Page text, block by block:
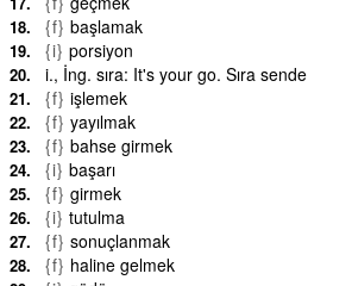
{f} başlamak
{i} porsiyon
i., İng. sıra: It's your go. Sıra sende
{f} işlemek
{f} yayılmak
{f} bahse girmek
{i} başarı
{f} girmek
{i} tutulma
{f} sonuçlanmak
{f} haline gelmek